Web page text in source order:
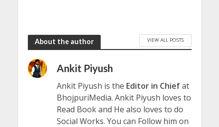
About the author VIEW ALL POSTS
Ankit Piyush
Ankit Piyush is the Editor in Chiefat
BhojpuriMedia. Ankit Piyush loves to
Read Book and He also loves to do
Social Works. You can Follow him on